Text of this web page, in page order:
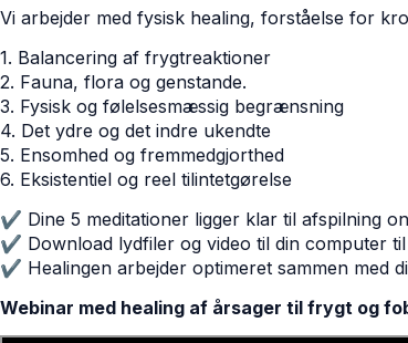
Vi arbejder med fysisk healing, forståelse for
1. Balancering af frygtreaktioner
2. Fauna, flora og genstande.
3. Fysisk og følelsesmæssig begrænsning
4. Det ydre og det indre ukendte
5. Ensomhed og fremmedgjorthed
6. Eksistentiel og reel tilintetgørelse
✔ Dine 5 meditationer ligger klar til afspilning
✔ Download lydfiler og video til din computer til
✔ Healingen arbejder optimeret sammen med
Webinar med healing af årsager til frygt og